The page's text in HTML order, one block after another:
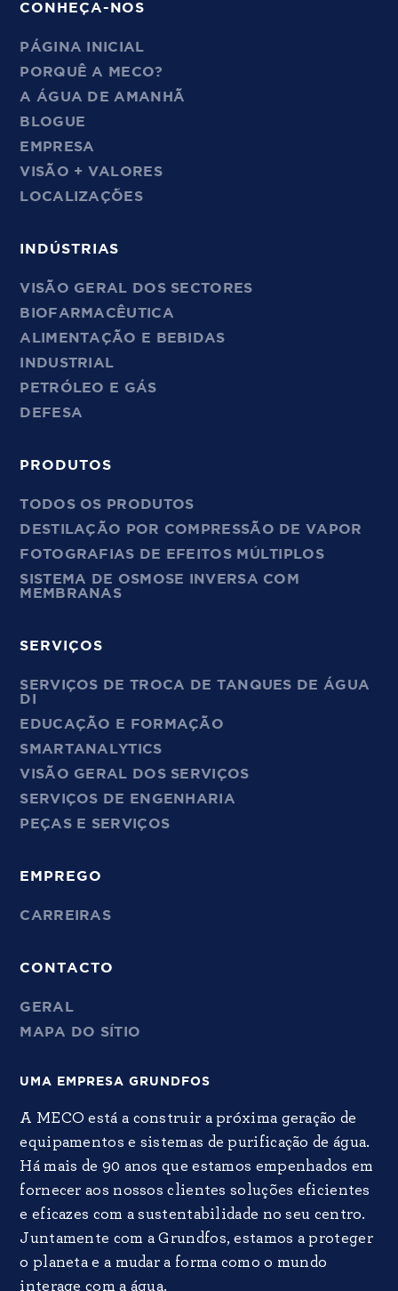
CONHEÇA-NOS
PÁGINA INICIAL
PORQUÊ A MECO?
A ÁGUA DE AMANHÃ
BLOGUE
EMPRESA
VISÃO + VALORES
LOCALIZAÇÕES
INDÚSTRIAS
VISÃO GERAL DOS SECTORES
BIOFARMACÊUTICA
ALIMENTAÇÃO E BEBIDAS
INDUSTRIAL
PETRÓLEO E GÁS
DEFESA
PRODUTOS
TODOS OS PRODUTOS
DESTILAÇÃO POR COMPRESSÃO DE VAPOR
FOTOGRAFIAS DE EFEITOS MÚLTIPLOS
SISTEMA DE OSMOSE INVERSA COM
MEMBRANAS
SERVIÇOS
SERVIÇOS DE TROCA DE TANQUES DE ÁGUA
DI
EDUCAÇÃO E FORMAÇÃO
SMARTANALYTICS
VISÃO GERAL DOS SERVIÇOS
SERVIÇOS DE ENGENHARIA
PEÇAS E SERVIÇOS
EMPREGO
CARREIRAS
CONTACTO
GERAL
MAPA DO SÍTIO
UMA EMPRESA GRUNDFOS
A MECO está a construir a próxima geração de
equipamentos e sistemas de purificação de água.
Há mais de 90 anos que estamos empenhados em
fornecer aos nossos clientes soluções eficientes
e eficazes com a sustentabilidade no seu centro.
Juntamente com a Grundfos, estamos a proteger
o planeta e a mudar a forma como o mundo
interage com a água.